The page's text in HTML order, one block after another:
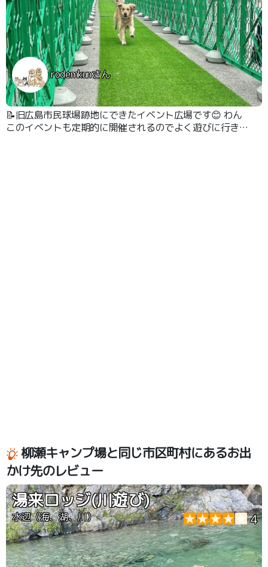
rodemkunさん
📝旧広島市民球場跡地にできたイベント広場です😊 わん
このイベントも定期的に開催されるのでよく遊びに行きま
柳瀬キャンプ場と同じ市区町村にあるお出
かけ先のレビュー
湯来ロッジ(川遊び)
水辺（海、湖、川） 4